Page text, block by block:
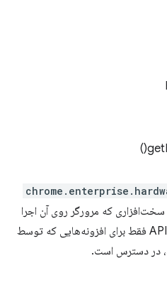
که مرورگر روی آن اجرا
می‌شود، استفاده کنید. توجه: این API فقط برای افزونه‌هایی که توسط
در دسترس است.